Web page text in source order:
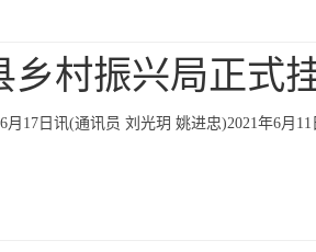
乡村振兴局正式
月17日讯(通讯员 刘光玥 姚进忠)2021年6月